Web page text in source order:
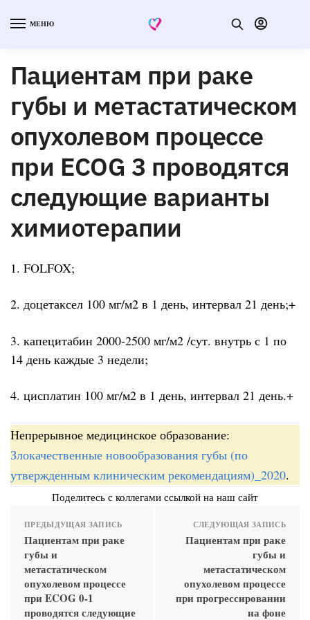
МЕНЮ
Пациентам при раке
губы и метастатическом
опухолевом процессе
при ECOG 3 проводятся
следующие варианты
химиотерапии
1. FOLFOX;
2. доцетаксел 100 мг/м2 в 1 день, интервал 21 день;+
3. капецитабин 2000-2500 мг/м2 /сут. внутрь с 1 по
14 день каждые 3 недели;
4. цисплатин 100 мг/м2 в 1 день, интервал 21 день.+
Непрерывное медицинское образование:
Злокачественные новообразования губы (по
утвержденным клиническим рекомендациям)_2020.
Поделитесь с коллегами ссылкой на наш сайт
ПРЕДЫДУЩАЯ ЗАПИСЬ
Пациентам при раке
губы и
метастатическом
опухолевом процессе
при ECOG 0-1
проводятся следующие
СЛЕДУЮЩАЯ ЗАПИСЬ
Пациентам при раке
губы и
метастатическом
опухолевом процессе
при прогрессировании
на фоне